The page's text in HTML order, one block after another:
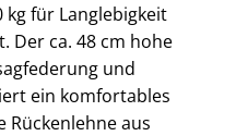
kg für Langlebigkeit
Der ca. 48 cm hohe
und
ein komfortables
Rückenlehne aus